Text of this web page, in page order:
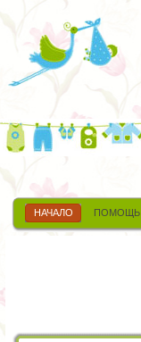
НАЧАЛО ПОМОЩЬ